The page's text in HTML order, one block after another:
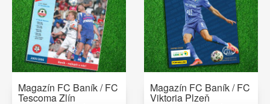
Magazín FC Baník / FC
Tescoma Zlín
Magazín FC Baník / FC
Viktoria Plzeň